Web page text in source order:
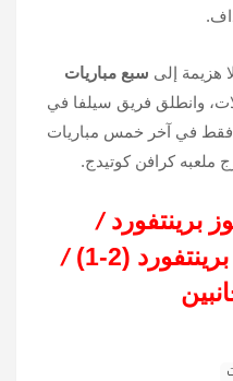
هزيمة إلى سبع مباريات
وانطلق فريق سيلفا في
فقط في آخر خمس مباريات
ملعبه كرافن كوتيدج.
برينتفورد/
(2-1)
/